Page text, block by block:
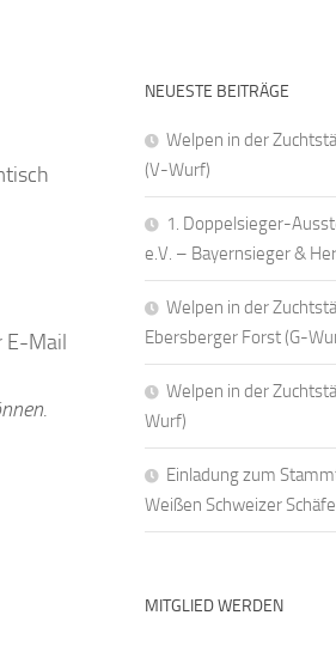
E-Mail
NEUESTE BEITRÄGE
Welpen in der
(V-Wurf)
1. Doppelsieger-
e.V. – Bayernsieger &
Welpen in der
Ebersberger Forst (G-
Welpen in der
Wurf)
Einladung zum
Weißen Schweizer
MITGLIED WERDEN